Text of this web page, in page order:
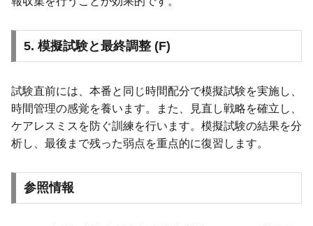
5. 模擬試験と最終調整 (F)
試験直前には、本番と同じ時間配分で模擬試験を実施し、
時間管理の感覚を養います。また、見直し戦略を確立し、
ケアレスミスを防ぐ訓練を行います。模擬試験の結果を分
析し、最後まで残った弱点を重点的に復習します。
参照情報